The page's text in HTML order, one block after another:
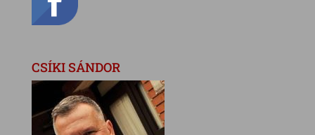
CSÍKI SÁNDOR